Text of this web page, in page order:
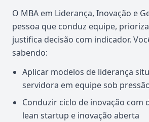
O MBA em Liderança, Inovação e
pessoa que conduz equipe,
justifica decisão com indicador.
sabendo:
Aplicar modelos de liderança
servidora em equipe sob
Conduzir ciclo de inovação com
lean startup e inovação aberta